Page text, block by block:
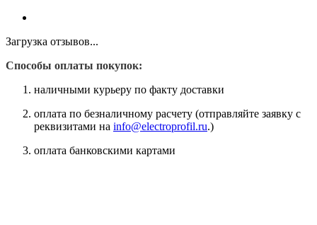
Загрузка отзывов...
Способы оплаты покупок:
наличными курьеру по факту доставки
оплата по безналичному расчету (отправляйте заявку с
реквизитами на info@electroprofil.ru.)
оплата банковскими картами